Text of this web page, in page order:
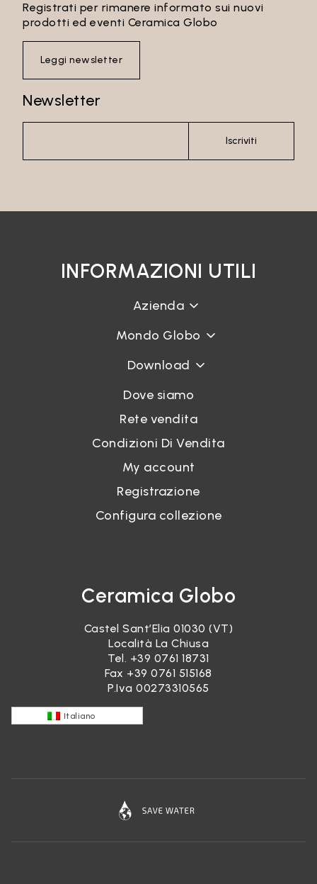
Registrati per rimanere informato sui nuovi
prodotti ed eventi Ceramica Globo
Leggi newsletter
Newsletter
Iscriviti
INFORMAZIONI UTILI
Azienda
Mondo Globo
Download
Dove siamo
Rete vendita
Condizioni Di Vendita
My account
Registrazione
Configura collezione
Ceramica Globo
Castel Sant’Elia 01030 (VT)
Località La Chiusa
Tel. +39 0761 18731
Fax +39 0761 515168
P.Iva 00273310565
Italiano